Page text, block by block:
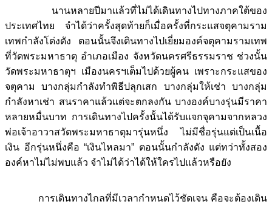
นานหลายปีมาแล้วที่ไม่ได้เดินทางไปทางภาคใต้ของ
ประเทศไทย จำได้ว่าครั้งสุดท้ายก็เมื่อครั้งที่กระแสจตุคามราม
เทพกำลังโด่งดัง ตอนนั้นจึงเดินทางไปเยี่ยมองค์จตุคามรามเทพ
ที่วัดพระมหาธาตุ อำเภอเมือง จังหวัดนครศรีธรรมราช ช่วงนั้น
วัดพระมหาธาตุฯ เมืองนครฯเต็มไปด้วยผู้คน เพราะกระแสของ
จตุคาม บางกลุ่มกำลังทำพิธีปลุกเสก บางกลุ่มให้เช่า บางกลุ่ม
กำลังหาเช่า สนราคาแล้วแต่จะตกลงกัน บางองค์บางรุ่นมีราคา
หลายหมื่นบาท การเดินทางไปครั้งนั้นได้รับแจกจุคามจากหลวง
พ่อเจ้าอาวาสวัดพระมหาธาตุมารุ่นหนึ่ง ไม่มีชื่อรุ่นแต่เป็นเนื้อ
เงิน อีกรุ่นหนึ่งคือ “เงินไหลมา” ตอนนั้นกำลังดัง แต่ทว่าทั้งสอง
องค์หาไม่ไม่พบแล้ว จำไม่ได้ว่าได้ให้ใครไปแล้วหรือยัง
การเดินทางไกลที่มีเวลากำหนดไว้ชัดเจน คือจะต้องเดิน